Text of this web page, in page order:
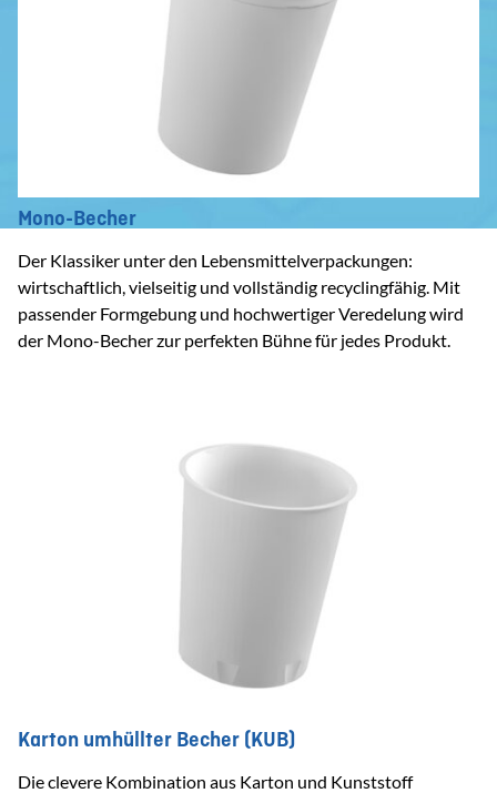
Mono-Becher
Der Klassiker unter den Lebensmittelverpackungen:
wirtschaftlich, vielseitig und vollständig recyclingfähig. Mit
passender Formgebung und hochwertiger Veredelung wird
der Mono-Becher zur perfekten Bühne für jedes Produkt.
Karton umhüllter Becher (KUB)
Die clevere Kombination aus Karton und Kunststoff